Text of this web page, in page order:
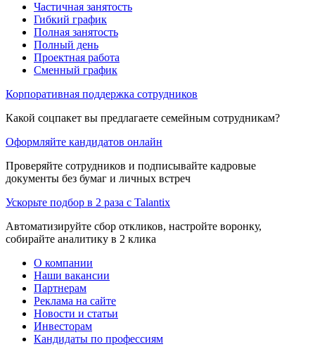
Частичная занятость
Гибкий график
Полная занятость
Полный день
Проектная работа
Сменный график
Корпоративная поддержка сотрудников
Какой соцпакет вы предлагаете семейным сотрудникам?
Оформляйте кандидатов онлайн
Проверяйте сотрудников и подписывайте кадровые
документы без бумаг и личных встреч
Ускорьте подбор в 2 раза с Talantix
Автоматизируйте сбор откликов, настройте воронку,
собирайте аналитику в 2 клика
О компании
Наши вакансии
Партнерам
Реклама на сайте
Новости и статьи
Инвесторам
Кандидаты по профессиям